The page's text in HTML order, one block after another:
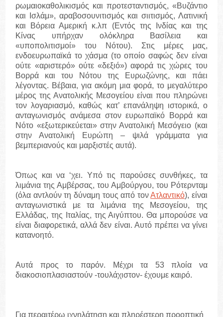
ρωμαιοκαθολικισμός και προτεσταντισμός, «Βυζάντιο
και Ισλάμ», αραβοσουνιτισμός και σιιτισμός, Λατινική
και Βόρεια Αμερική κ.λπ (Εντός της Ινδίας και της
Κίνας υπήρχαν ολόκληρα Βασίλεια και
«υποπολιτισμοί» του Νότου). Στις μέρες μας,
ενδοευρωπαϊκά το χάσμα (το οποίο σαφώς δεν είναι
ούτε «αριστερό» ούτε «δεξιό») αφορά τις χώρες του
Βορρά και του Νότου της Ευρωζώνης, και πάει
λέγοντας. Βέβαια, για ακόμη μια φορά, το μεγαλύτερο
μέρος της Ανατολικής Μεσογείου είναι που πληρώνει
τον λογαριασμό, καθώς κατ’ επανάληψη ιστορικά, ο
ανταγωνισμός ανάμεσα στον ευρωπαϊκό Βορρά και
Νότο «εξωτερικεύεται» στην Ανατολική Μεσόγειο (και
στην Ανατολική Ευρώπη – ψιλά γράμματα για
βεμπεριανούς και μαρξιστές αυτά).
Όπως και να ‘χει. Υπό τις παρούσες συνθήκες, τα
λιμάνια της Αμβέρσας, του Αμβούργου, του Ρότερνταμ
(όλα αντλούν τη δύναμη τους από τονΑτλαντικό), είναι
ανταγωνιστικά με τα λιμάνια της Μεσογείου, της
Ελλάδας, της Ιταλίας, της Αιγύπτου. Θα μπορούσε να
είναι διαφορετικά, αλλά δεν είναι. Αυτό πρέπει να γίνει
κατανοητό.
Αυτά προς το παρόν. Μέχρι τα 53 πλοία να
διακοσιοπλασιαστούν -τουλάχιστον- έχουμε καιρό.
Για περαιτέρω ιχνηλάτηση και πληρέστερη προοπτική